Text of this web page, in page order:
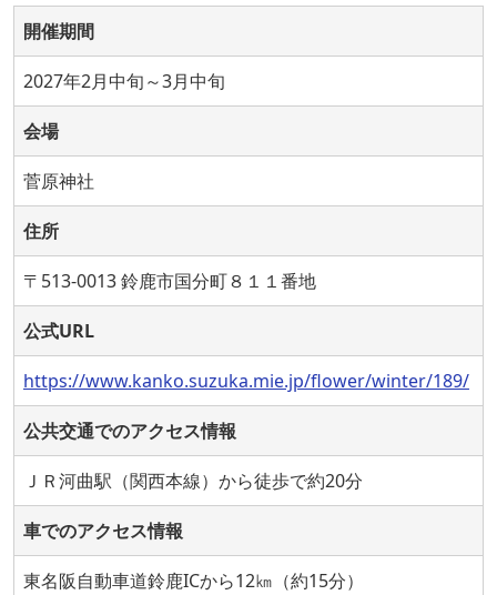
開催期間
2027年2月中旬～3月中旬
会場
菅原神社
住所
〒513-0013 鈴鹿市国分町８１１番地
公式URL
https://www.kanko.suzuka.mie.jp/flower/winter/189/
公共交通でのアクセス情報
ＪＲ河曲駅（関西本線）から徒歩で約20分
車でのアクセス情報
東名阪自動車道鈴鹿ICから12㎞（約15分）